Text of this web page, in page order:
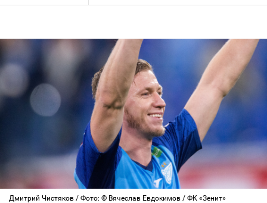
Дмитрий Чистяков / Фото: © Вячеслав Евдокимов / ФК «Зенит»